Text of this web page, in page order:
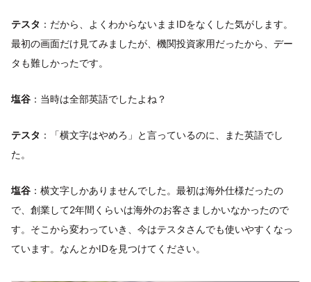
テスタ ：だから、よくわからないままIDをなくした気がします。
最初の画面だけ見てみましたが、機関投資家用だったから、デー
タも難しかったです。
塩谷 ：当時は全部英語でしたよね？
テスタ ：「横文字はやめろ」と言っているのに、また英語でし
た。
塩谷 ：横文字しかありませんでした。最初は海外仕様だったの
で、創業して2年間くらいは海外のお客さましかいなかったので
す。そこから変わっていき、今はテスタさんでも使いやすくなっ
ています。なんとかIDを見つけてください。